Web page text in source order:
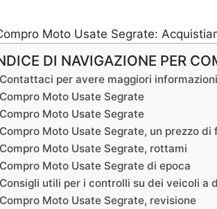
DI NAVIGAZIONE PER
Contattaci per avere maggiori
Compro Moto Usate Segrate
Compro Moto Usate Segrate
Compro Moto Usate Segrate, un prezzo di
Compro Moto Usate Segrate, rottami
Compro Moto Usate Segrate di epoca
Consigli utili per i controlli su dei veicoli a
Compro Moto Usate Segrate, revisione